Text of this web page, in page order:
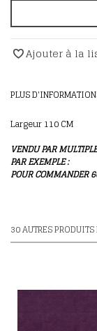
Ajouter à la
PLUS
Largeur 110 CM
VENDU PAR
PAR EXEMPLE :
POUR COMMANDER
30 AUTRES